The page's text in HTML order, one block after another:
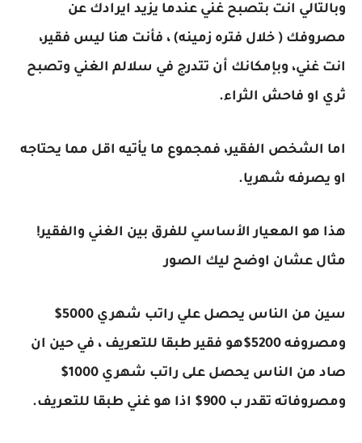
وبالتالي انت بتصبح غني عندما يزيد ايرادك عن
مصروفك ( خلال فتره زمينه) ، فأنت هنا ليس فقير،
انت غني، وبإمكانك أن تتدرج في سلالم الغني وتصبح
ثري او فاحش الثراء.
اما الشخص الفقير، فمجموع ما يأتيه اقل مما يحتاجه
او يصرفه شهريا.
هذا هو المعيار الأساسي للفرق بين الغني والفقير!
مثال عشان اوضح ليك الصور
سين من الناس يحصل علي راتب شهري 5000$
ومصروفه 5200$هو فقير طبقا للتعريف ، في حين ان
صاد من الناس يحصل على راتب شهري 1000$
ومصروفاته تقدر ب 900$ اذا هو غني طبقا للتعريف.